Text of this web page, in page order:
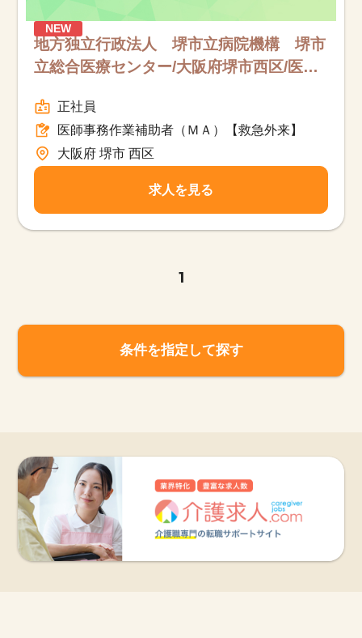
NEW
地方独立行政法人 堺市立病院機構 堺市
立総合医療センター/大阪府堺市西区/医師
ルタイム
正社員
医師事務作業補助者（ＭＡ）【救急外来】
大阪府 堺市 西区
求人を見る
1
条件を指定して探す